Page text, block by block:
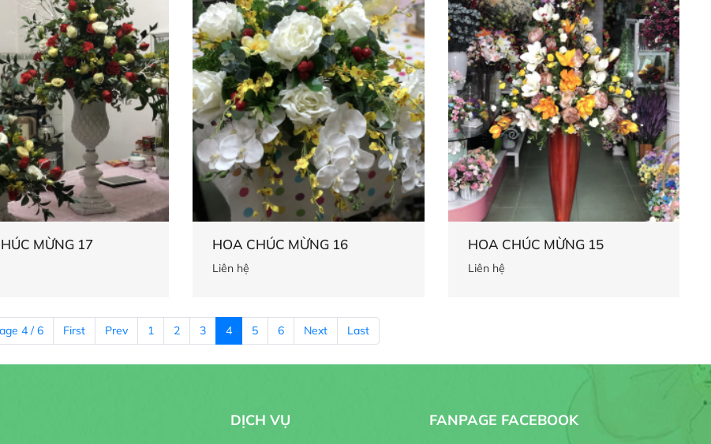
MỪNG 17 HOA CHÚC MỪNG 16
Liên hệ
HOA CHÚC MỪNG 15
Liên hệ
4 / 6 First Prev 1 2 3 4 5 6 Next Last
DỊCH VỤ FANPAGE FACEBOOK